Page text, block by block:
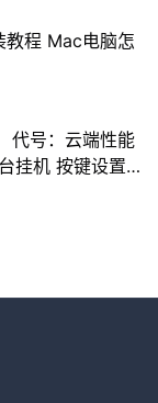
教程 Mac电脑怎
代号：云端性能
挂机 按键设置